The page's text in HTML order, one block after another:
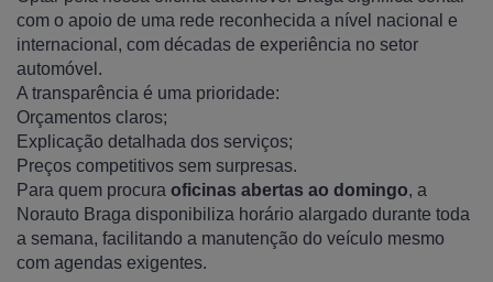
com o apoio de uma rede reconhecida a nível nacional e
internacional, com décadas de experiência no setor
automóvel.
A transparência é uma prioridade:
Orçamentos claros;
Explicação detalhada dos serviços;
Preços competitivos sem surpresas.
Para quem procura oficinas abertas ao domingo, a
Norauto Braga disponibiliza horário alargado durante toda
a semana, facilitando a manutenção do veículo mesmo
com agendas exigentes.